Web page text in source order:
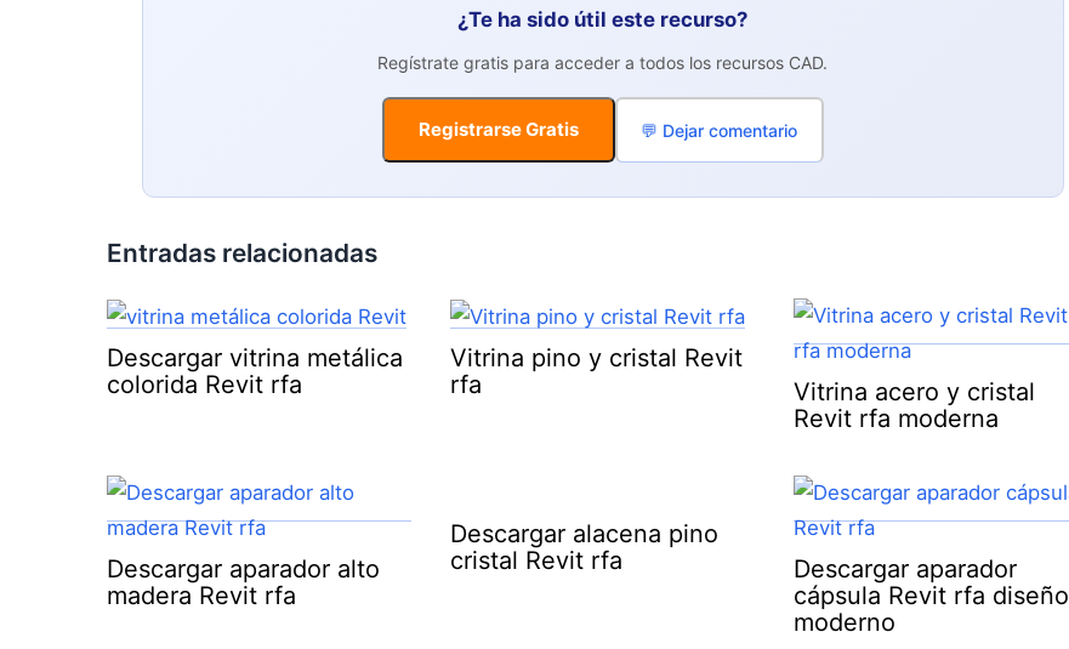
¿Te ha sido útil este recurso?
Regístrate gratis para acceder a todos los recursos CAD.
Registrarse Gratis 💬 Dejar comentario
Entradas relacionadas
Descargar vitrina metálica
colorida Revit rfa
Vitrina pino y cristal Revit
rfa
Vitrina acero y cristal
Revit rfa moderna
Descargar aparador alto
madera Revit rfa
Descargar alacena pino
cristal Revit rfa
Descargar aparador
cápsula Revit rfa diseño
moderno